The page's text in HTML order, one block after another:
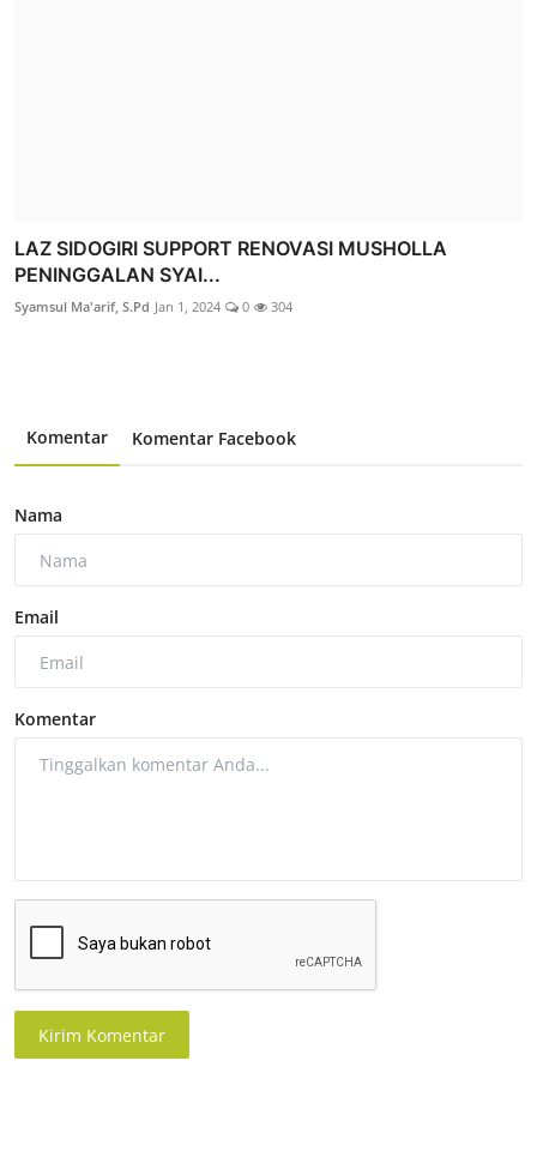
LAZ SIDOGIRI SUPPORT RENOVASI MUSHOLLA
PENINGGALAN SYAI...
Syamsul Ma'arif, S.Pd Jan 1, 2024 0 304
Komentar Komentar Facebook
Nama
Email
Komentar
Kirim Komentar